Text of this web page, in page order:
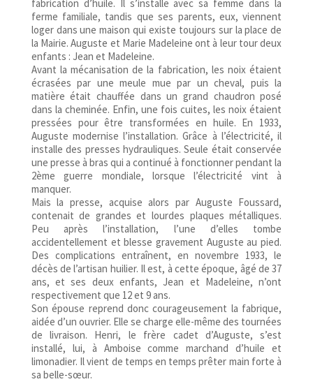
fabrication d’huile. Il s’installe avec sa femme dans la
ferme familiale, tandis que ses parents, eux, viennent
loger dans une maison qui existe toujours sur la place de
la Mairie. Auguste et Marie Madeleine ont à leur tour deux
enfants : Jean et Madeleine.
Avant la mécanisation de la fabrication, les noix étaient
écrasées par une meule mue par un cheval, puis la
matière était chauffée dans un grand chaudron posé
dans la cheminée. Enfin, une fois cuites, les noix étaient
pressées pour être transformées en huile. En 1933,
Auguste modernise l’installation. Grâce à l’électricité, il
installe des presses hydrauliques. Seule était conservée
une presse à bras qui a continué à fonctionner pendant la
2ème guerre mondiale, lorsque l’électricité vint à
manquer.
Mais la presse, acquise alors par Auguste Foussard,
contenait de grandes et lourdes plaques métalliques.
Peu après l’installation, l’une d’elles tombe
accidentellement et blesse gravement Auguste au pied.
Des complications entraînent, en novembre 1933, le
décès de l’artisan huilier. Il est, à cette époque, âgé de 37
ans, et ses deux enfants, Jean et Madeleine, n’ont
respectivement que 12 et 9 ans.
Son épouse reprend donc courageusement la fabrique,
aidée d’un ouvrier. Elle se charge elle-même des tournées
de livraison. Henri, le frère cadet d’Auguste, s’est
installé, lui, à Amboise comme marchand d’huile et
limonadier. Il vient de temps en temps prêter main forte à
sa belle-sœur.